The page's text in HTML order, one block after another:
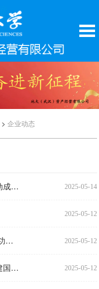
>企业动态
进新特企业·探融合转型系列活动成功举办 2025-05-14
2025-05-12
第十三届高校GIS论坛筹备会成功举办 2025-05-12
中地数码CSPON解决方案：构建国土空间智能治理新范式 2025-05-12